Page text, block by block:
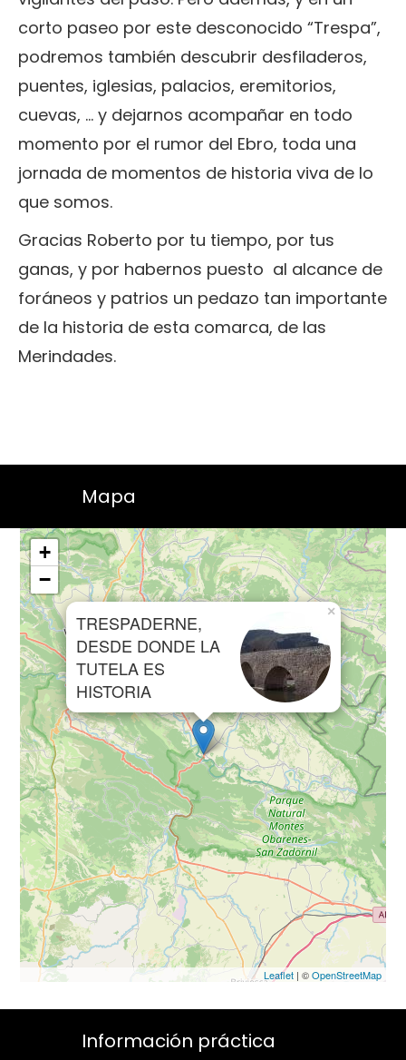
corto paseo por este desconocido “Trespa”,
podremos también descubrir desfiladeros,
puentes, iglesias, palacios, eremitorios,
cuevas, ... y dejarnos acompañar en todo
momento por el rumor del Ebro, toda una
jornada de momentos de historia viva de lo
que somos.
Gracias Roberto por tu tiempo, por tus
ganas, y por habernos puesto al alcance de
foráneos y patrios un pedazo tan importante
de la historia de esta comarca, de las
Merindades.
Mapa
TRESPADERNE,
DESDE DONDE LA
TUTELA ES
HISTORIA
×
+
−
Leaflet| ©OpenStreetMap
Información práctica